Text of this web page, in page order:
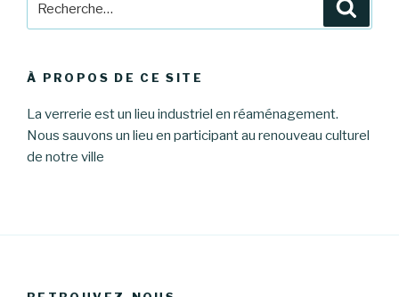
pour
À PROPOS DE CE SITE
La verrerie est un lieu industriel en réaménagement.
Nous sauvons un lieu en participant au renouveau culturel
de notre ville